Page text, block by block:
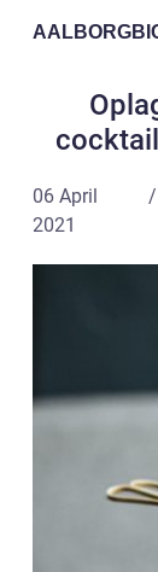
06 April
2021